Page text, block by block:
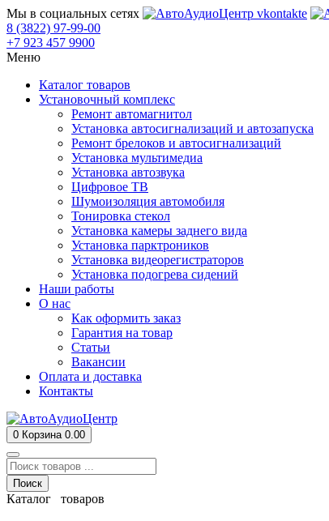
Мы в социальных сетях
8 (3822) 97-99-00
+7 923 457 9900
Меню
Каталог товаров
Установочный комплекс
Ремонт автомагнитол
Установка автосигнализаций и автозапуска
Ремонт брелоков и автосигнализаций
Установка мультимедиа
Установка автозвука
Цифровое ТВ
Шумоизоляция автомобиля
Тонировка стекол
Установка камеры заднего вида
Установка парктроников
Установка видеорегистраторов
Установка подогрева сидений
Наши работы
О нас
Как оформить заказ
Гарантия на товар
Статьи
Вакансии
Оплата и доставка
Контакты
0 Корзина 0.00
Поиск
Каталог товаров